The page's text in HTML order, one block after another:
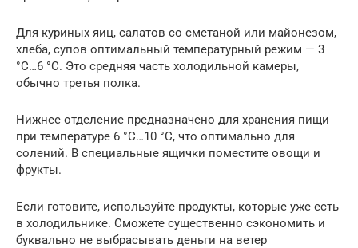
Для куриных яиц, салатов со сметаной или майонезом,
хлеба, супов оптимальный температурный режим — 3
°С…6 °С. Это средняя часть холодильной камеры,
обычно третья полка.
Нижнее отделение предназначено для хранения пищи
при температуре 6 °C…10 °C, что оптимально для
солений. В специальные ящички поместите овощи и
фрукты.
Если готовите, используйте продукты, которые уже есть
в холодильнике. Сможете существенно сэкономить и
буквально не выбрасывать деньги на ветер